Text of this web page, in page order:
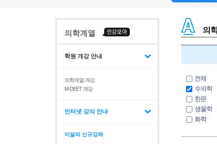
의학계열
학원 개강 안내
의학계열 개강
M·DEET 개강
인터넷 강의 안내
이달의 신규강좌
의
전체
수의학
한문
생물학
화학